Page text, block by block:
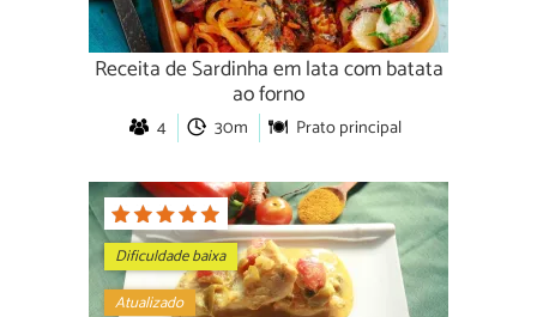
Receita de Sardinha em lata com batata
ao forno
4 30m Prato principal
Dificuldade baixa
Atualizado